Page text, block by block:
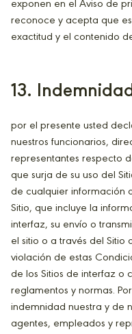
exponen en el Aviso de
reconoce y acepta que
exactitud y el contenido
13.
por el presente usted
nuestros funcionarios,
representantes respecto
que surja de su uso del
de cualquier información
Sitio, que incluye la
interfaz, su envío o
el sitio o a través del Sitio
violación de estas
de los Sitios de interfaz o
reglamentos y normas.
indemnidad nuestra y de
agentes, empleados y